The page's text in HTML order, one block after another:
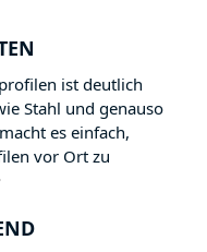
ist deutlich
Stahl und genauso
es einfach,
vor Ort zu